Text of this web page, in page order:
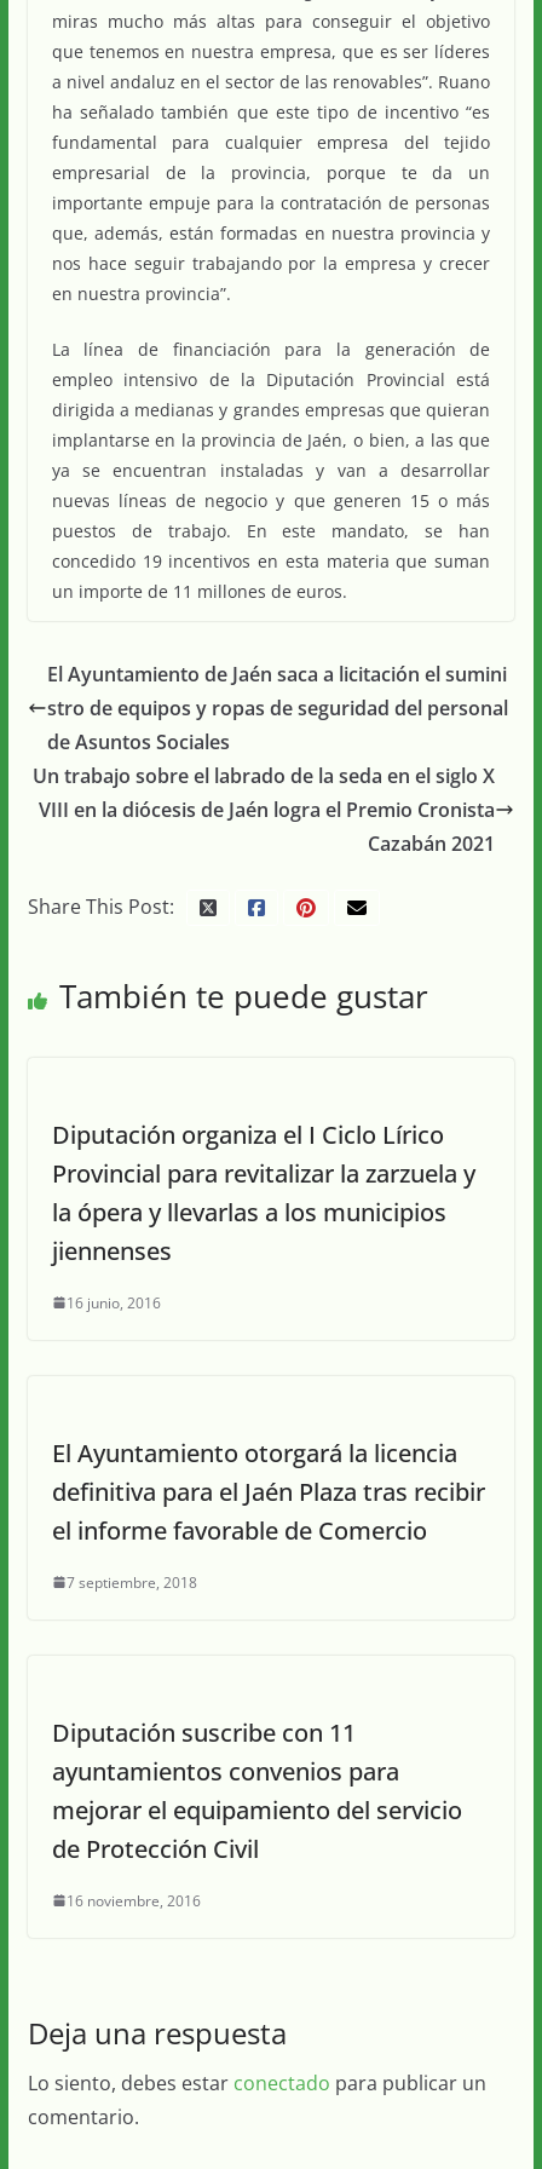
miras mucho más altas para conseguir el objetivo
que tenemos en nuestra empresa, que es ser líderes
a nivel andaluz en el sector de las renovables”. Ruano
ha señalado también que este tipo de incentivo “es
fundamental para cualquier empresa del tejido
empresarial de la provincia, porque te da un
importante empuje para la contratación de personas
que, además, están formadas en nuestra provincia y
nos hace seguir trabajando por la empresa y crecer
en nuestra provincia”.
La línea de financiación para la generación de
empleo intensivo de la Diputación Provincial está
dirigida a medianas y grandes empresas que quieran
implantarse en la provincia de Jaén, o bien, a las que
ya se encuentran instaladas y van a desarrollar
nuevas líneas de negocio y que generen 15 o más
puestos de trabajo. En este mandato, se han
concedido 19 incentivos en esta materia que suman
un importe de 11 millones de euros.
El Ayuntamiento de Jaén saca a licitación el sumini
stro de equipos y ropas de seguridad del personal
de Asuntos Sociales
Un trabajo sobre el labrado de la seda en el siglo X
VIII en la diócesis de Jaén logra el Premio Cronista
Cazabán 2021
Share This Post:
También te puede gustar
Diputación organiza el I Ciclo Lírico
Provincial para revitalizar la zarzuela y
la ópera y llevarlas a los municipios
jiennenses
16 junio, 2016
El Ayuntamiento otorgará la licencia
definitiva para el Jaén Plaza tras recibir
el informe favorable de Comercio
7 septiembre, 2018
Diputación suscribe con 11
ayuntamientos convenios para
mejorar el equipamiento del servicio
de Protección Civil
16 noviembre, 2016
Deja una respuesta
Lo siento, debes estar conectado para publicar un
comentario.